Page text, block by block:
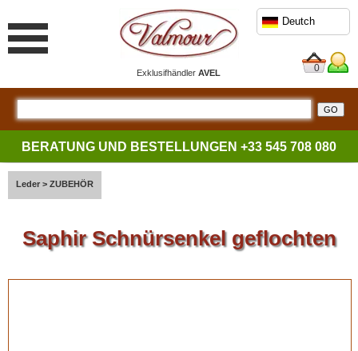
ExklusifhändlerAVEL
Deutch
0
BERATUNG UND BESTELLUNGEN +33 545 708 080
Leder > ZUBEHÖR
Saphir Schnürsenkel geflochten